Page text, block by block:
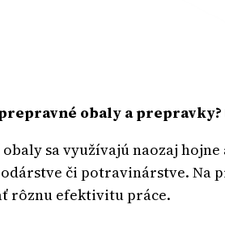
obaly a
sa využívajú naozaj
či potravinárstve. Na
rôznu efektivitu práce.